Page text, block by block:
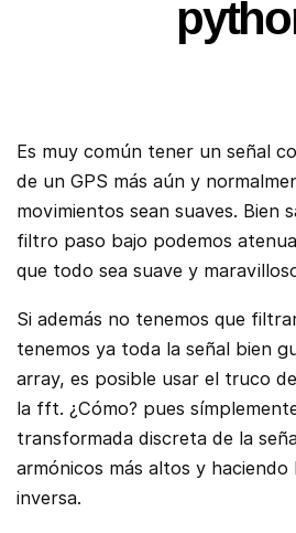
Es muy común tener un señal
de un GPS más aún y
movimientos sean suaves. Bien
filtro paso bajo podemos
que todo sea suave y
Si además no tenemos que
tenemos ya toda la señal bien
array, es posible usar el truco
la fft. ¿Cómo? pues
transformada discreta de la
armónicos más altos y
inversa.